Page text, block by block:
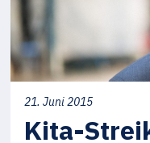
21. Juni 2015
Kita-